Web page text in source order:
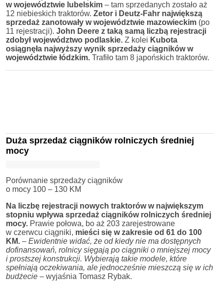
w województwie lubelskim – tam sprzedanych zostało aż
12 niebieskich traktorów. Zetor i Deutz-Fahr największą
sprzedaż zanotowały w województwie mazowieckim (po
11 rejestracji). John Deere z taką samą liczbą rejestracji
zdobył województwo podlaskie. Z kolei Kubota
osiągnęła najwyższy wynik sprzedaży ciągników w
województwie łódzkim. Trafiło tam 8 japońskich traktorów.
Duża sprzedaż ciągników rolniczych średniej
mocy
Porównanie sprzedaży ciągników
o mocy 100 – 130 KM
Na liczbę rejestracji nowych traktorów w największym
stopniu wpływa sprzedaż ciągników rolniczych średniej
mocy. Prawie połowa, bo aż 203 zarejestrowane
w czerwcu ciągniki, mieści się w zakresie od 61 do 100
KM. ­­– Ewidentnie widać, że od kiedy nie ma dostępnych
dofinansowań, rolnicy sięgają po ciągniki o mniejszej mocy
i prostszej konstrukcji. Wybierają takie modele, które
spełniają oczekiwania, ale jednocześnie mieszczą się w ich
budżecie – wyjaśnia Tomasz Rybak.